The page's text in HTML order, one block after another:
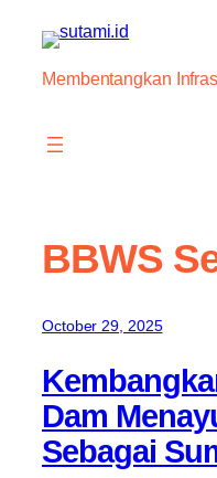
content
Membentangkan
BBWS
October 29, 2025
Dam
Sebagai